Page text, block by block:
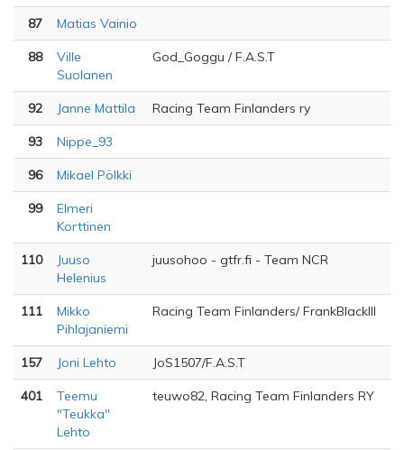
87 Matias Vainio
88
Ville
Suolanen
God_Goggu / F.A.S.T
92 Janne Mattila Racing Team Finlanders ry
93 Nippe_93
96 Mikael Pölkki
99
Elmeri
Korttinen
110
Juuso
Helenius
juusohoo - gtfr.fi - Team NCR
111
Mikko
Pihlajaniemi
Racing Team Finlanders/ FrankBlackIII
157 Joni Lehto JoS1507/F.A.S.T
401
Teemu
"Teukka"
Lehto
teuwo82, Racing Team Finlanders RY